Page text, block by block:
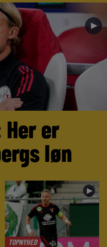
►
er
løn
TOPNYHED
►